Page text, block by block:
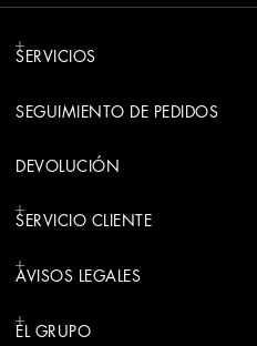
SERVICIOS
SEGUIMIENTO DE PEDIDOS
DEVOLUCIÓN
SERVICIO CLIENTE
AVISOS LEGALES
EL GRUPO